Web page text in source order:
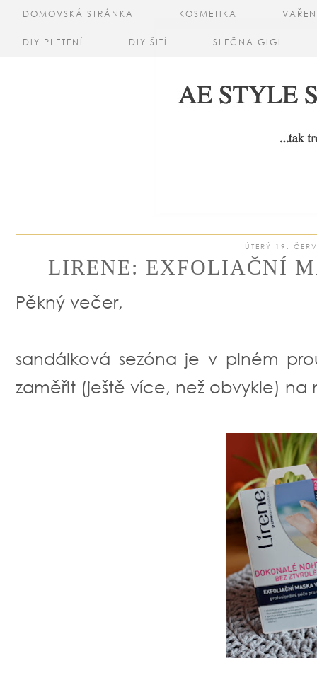
DOMOVSKÁ STRÁNKA KOSMETIKA
DIY PLETENÍ DIY ŠITÍ SLEČNA GIGI
ÚTERÝ 19.
LIRENE: EXFOLIAČNÍ
Pěkný večer,
sandálková sezóna je v plném
zaměřit (ještě více, než obvykle) na